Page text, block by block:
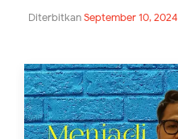
DiterbitkanSeptember 10, 2024